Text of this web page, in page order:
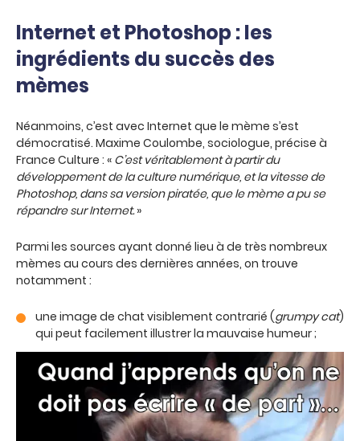
Internet et Photoshop : les
ingrédients du succès des
mèmes
Néanmoins, c’est avec Internet que le mème s’est
démocratisé. Maxime Coulombe, sociologue, précise à
France Culture : « C’est véritablement à partir du
développement de la culture numérique, et la vitesse de
Photoshop, dans sa version piratée, que le mème a pu se
répandre sur Internet.»
Parmi les sources ayant donné lieu à de très nombreux
mèmes au cours des dernières années, on trouve
notamment :
une image de chat visiblement contrarié (grumpy cat)
qui peut facilement illustrer la mauvaise humeur ;